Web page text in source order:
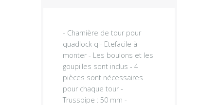
- Charnière de tour pour
quadlock ql- Etefacile à
monter - Les boulons et les
goupilles sont inclus - 4
pièces sont nécessaires
pour chaque tour -
Trusspipe : 50 mm -